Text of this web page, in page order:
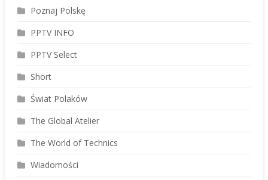
Poznaj Polskę
PPTV INFO
PPTV Select
Short
Świat Polaków
The Global Atelier
The World of Technics
Wiadomości